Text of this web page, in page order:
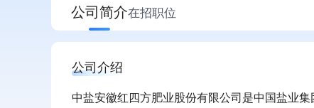
公司简介在招职位
公司介绍
中盐安徽红四方肥业股份有限公司是中国盐业